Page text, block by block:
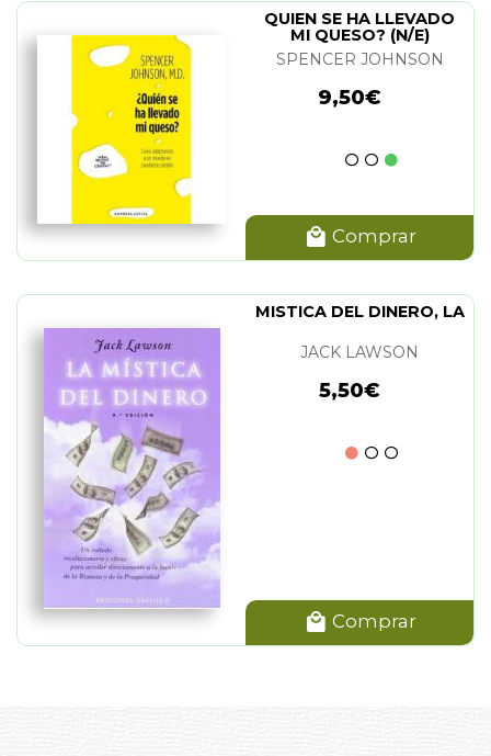
QUIEN SE HA LLEVADO
MI QUESO? (N/E)
SPENCER JOHNSON
9,50€
Comprar
MISTICA DEL DINERO, LA
JACK LAWSON
5,50€
Comprar